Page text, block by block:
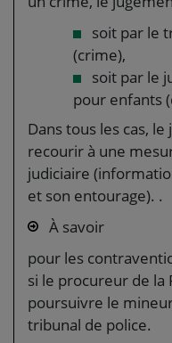
soit par le
(crime),
soit par le
pour enfants
Dans tous les cas,
recourir à une
judiciaire
et son entourage). .
À savoir
pour les
si le procureur de la
poursuivre le
tribunal de police.